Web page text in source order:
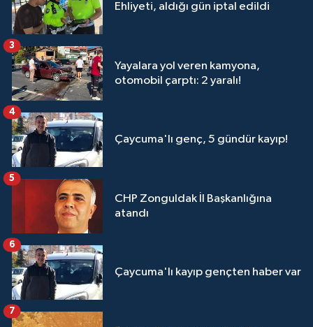
Ehliyeti, aldığı gün iptal edildi
Yayalara yol veren kamyona,
otomobil çarptı: 2 yaralı!
3
Çaycuma'lı genç, 5 gündür kayıp!
4
CHP Zonguldak İl Başkanlığına
atandı
5
Çaycuma'lı kayıp gençten haber var
6
7